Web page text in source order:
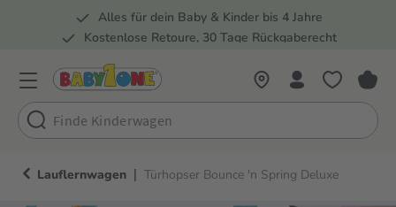
Zur Hauptnavigation springen
Alles für dein Baby & Kinder bis 4 Jahre
Kostenlose Retoure, 30 Tage Rückgaberecht
Lauflernwagen | Türhopser Bounce 'n Spring Deluxe